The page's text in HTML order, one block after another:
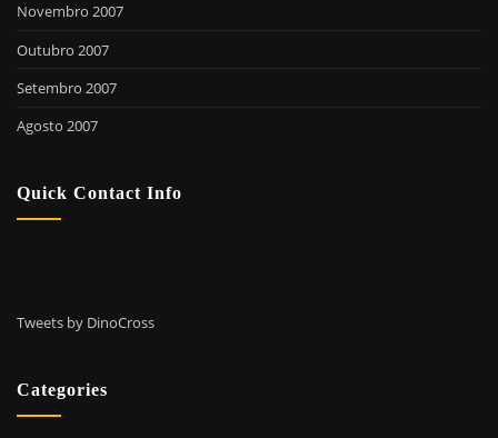
Novembro 2007
Outubro 2007
Setembro 2007
Agosto 2007
Quick Contact Info
Tweets by DinoCross
Categories